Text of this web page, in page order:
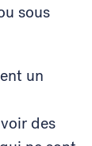
sous
un
des